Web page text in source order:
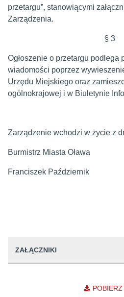
przetargu”, stanowiącymi
Zarządzenia.
§ 3
Ogłoszenie o przetargu podlega
wiadomości poprzez
Urzędu Miejskiego oraz
ogólnokrajowej i w Biuletynie
§
Zarządzenie wchodzi w życie z
Burmistrz Miasta Oława
Franciszek Październik
ZAŁĄCZNIKI